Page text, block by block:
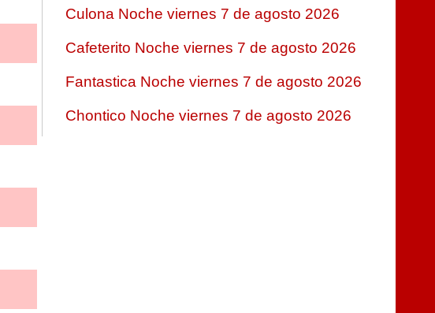
Culona Noche viernes 7 de agosto 2026
Cafeterito Noche viernes 7 de agosto 2026
Fantastica Noche viernes 7 de agosto 2026
Chontico Noche viernes 7 de agosto 2026